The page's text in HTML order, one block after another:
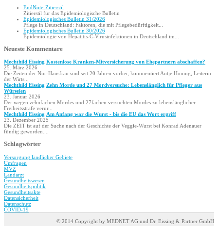
EndNote-Zitierstil
Zitierstil für das Epidemiologische Bulletin
Epidemio­logisches Bulletin 31/2026
Pflege in Deutschland: Faktoren, die mit Pflegebedürftigkeit...
Epidemio­logisches Bulletin 30/2026
Epidemiologie von Hepatitis-C-Virusinfektionen in Deutschland im...
Neueste Kommentare
Mechthild Eissing Kostenlose Kranken-Mitversicherung von Ehepartnern abschaffen?
25. März 2026
Die Zeiten der Nur-Hausfrau sind seit 20 Jahren vorbei, kommentiert Antje Höning, Leiterin
der Wirts...
Mechthild Eissing Zehn Morde und 27 Mordversuche: Lebenslänglich für Pfleger aus
Würselen
23. Januar 2026
Der wegen zehnfachen Mordes und 27fachen versuchten Mordes zu lebenslänglicher
Freiheitsstrafe verur...
Mechthild Eissing Am Anfang war die Wurst - bis die EU das Wort ergriff
23. Dezember 2025
Die ZEIT ist auf der Suche nach der Geschichte der Veggie-Wurst bei Konrad Adenauer
fündig geworden....
Schlagwörter
Versorgung ländlicher Gebiete
Umfragen
MVZ
Landarzt
Gesundheitswesen
Gesundheitspolitik
Gesundheitsakte
Datensicherheit
Datenschutz
COVID-19
© 2014 Copyright by MEDNET AG und Dr. Eissing & Partner GmbH